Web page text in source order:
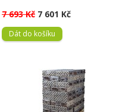
7 693 Kč 7 601 Kč
Dát do košíku